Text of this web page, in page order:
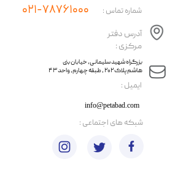
​ایمیل :
آدرس دفتر
مرکزی :
info@petabad.com
​​بزرگراه شهید سلیمانی، خیابان بنی
هاشم پلاک ۲۰۲ ، طبقه چهارم، واحد ۴۳
شماره تماس : ۰۲۱-۷۸۷۶۱۰۰۰
​شبکه های اجتماعی :